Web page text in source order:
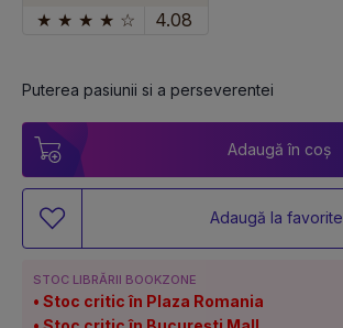
★ ★ ★ ★ ☆ 4.08
Puterea pasiunii si a perseverentei
Adaugă în coș
Adaugă la favorite
STOC LIBRĂRII BOOKZONE
Stoc critic în Plaza Romania